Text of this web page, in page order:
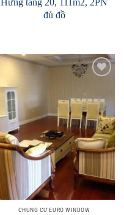
đủ đồ
Add to
Wishlist
CHUNG CƯ EURO WINDOW